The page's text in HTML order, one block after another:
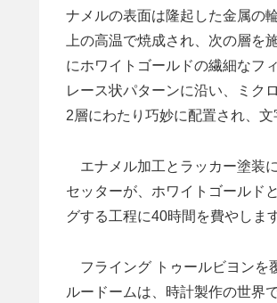
ナメルの表面は隆起した金属の
上の高温で焼成され、次の層
にホワイトゴールドの繊細なフ
レース状パターンに沿い、ミク
2層にわたり巧妙に配置され、文
エナメル加工とラッカー塗装
セッターが、ホワイトゴールド
グする工程に40時間を費やします
フライング トゥールビヨンを
ルードームは、時計製作の世界